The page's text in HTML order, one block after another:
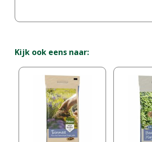
Kijk ook eens naar: